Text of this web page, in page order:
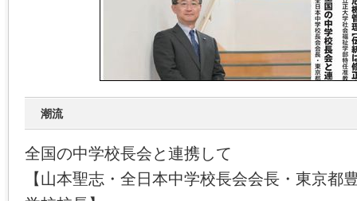
潮流
全国の中学校長会と連携して
【山本聖志・全日本中学校長会会長・東京都